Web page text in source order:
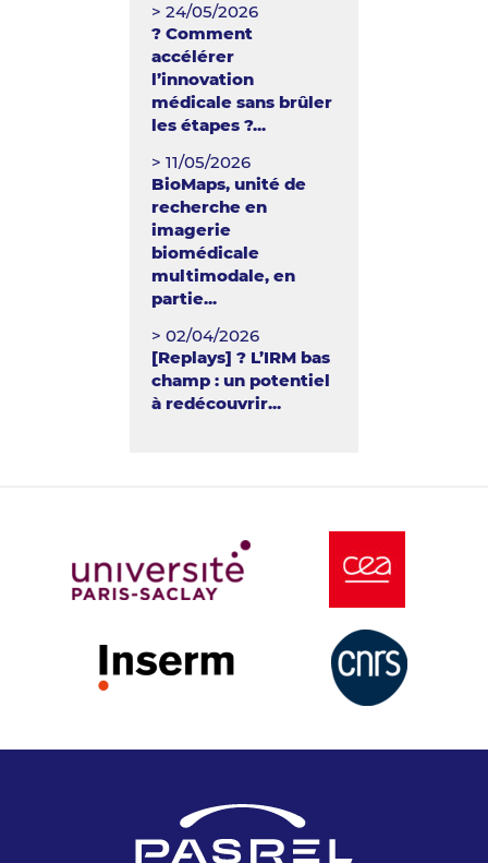
> 24/05/2026
? Comment
accélérer
l’innovation
médicale sans brûler
les étapes ?...
> 11/05/2026
BioMaps, unité de
recherche en
imagerie
biomédicale
multimodale, en
partie...
> 02/04/2026
[Replays] ? L’IRM bas
champ : un potentiel
à redécouvrir...